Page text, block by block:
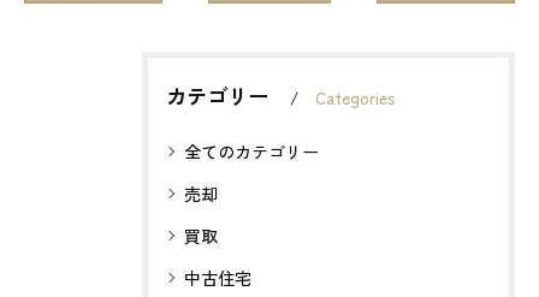
カテゴリー Categories
全てのカテゴリー
売却
買取
中古住宅